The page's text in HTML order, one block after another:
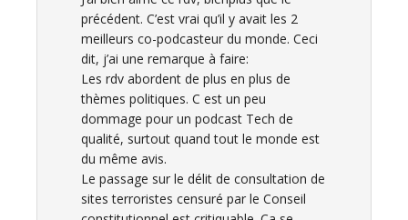
précédent. C’est vrai qu’il y avait les 2
meilleurs co-podcasteur du monde. Ceci
dit, j’ai une remarque à faire:
Les rdv abordent de plus en plus de
thèmes politiques. C est un peu
dommage pour un podcast Tech de
qualité, surtout quand tout le monde est
du même avis.
Le passage sur le délit de consultation de
sites terroristes censuré par le Conseil